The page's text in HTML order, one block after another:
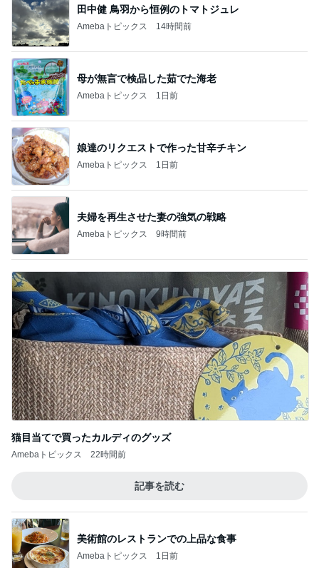
田中健 鳥羽から恒例のトマトジュレ
Amebaトピックス 14時間前
母が無言で検品した茹でた海老
Amebaトピックス 1日前
娘達のリクエストで作った甘辛チキン
Amebaトピックス 1日前
夫婦を再生させた妻の強気の戦略
Amebaトピックス 9時間前
猫目当てで買ったカルディのグッズ
Amebaトピックス 22時間前
記事を読む
美術館のレストランでの上品な食事
Amebaトピックス 1日前